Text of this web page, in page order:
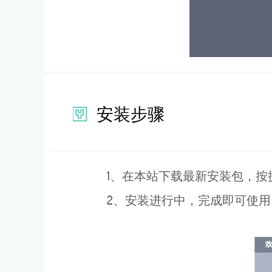
安装步骤
1、在本站下载最新安装包，按
2、安装进行中，完成即可使用